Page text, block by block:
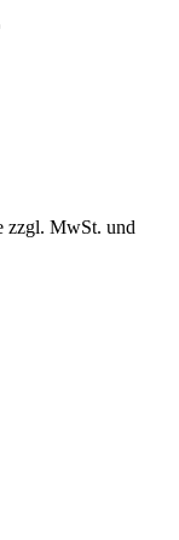
zzgl. MwSt. und